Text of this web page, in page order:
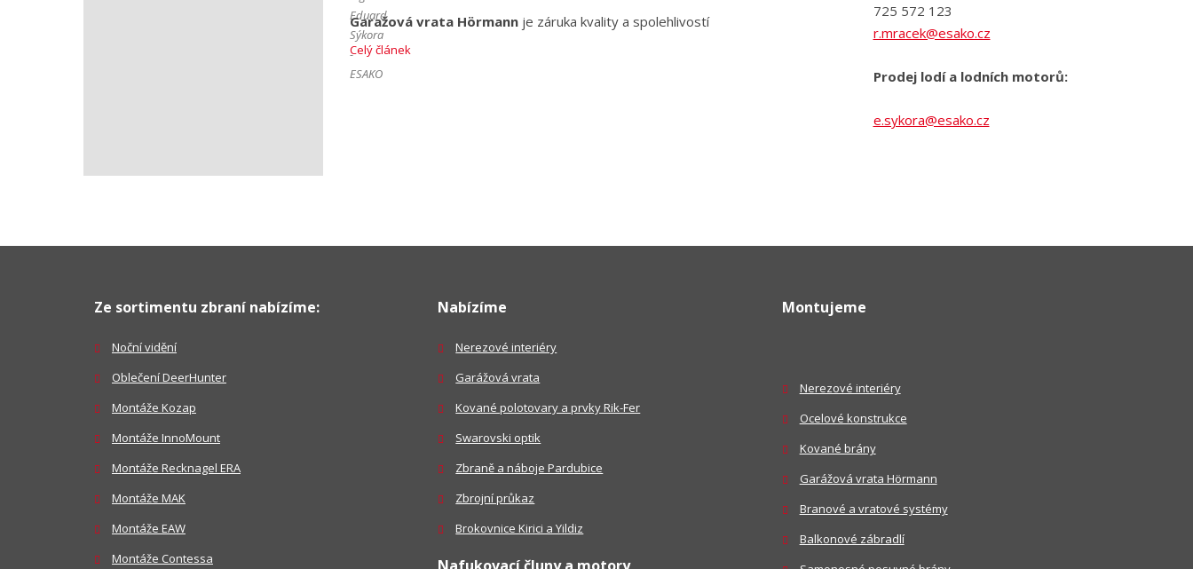
Garažová vrata Hörmann je záruka kvality a spolehlivostí
Celý článek
725 572 123
r.mracek@esako.cz
Prodej lodí a lodních motorů:
e.sykora@esako.cz
Ze sortimentu zbraní nabízíme:
Noční vidění
Oblečení DeerHunter
Montáže Kozap
Montáže InnoMount
Montáže Recknagel ERA
Montáže MAK
Montáže EAW
Montáže Contessa
Nabízíme
Nerezové interiéry
Garážová vrata
Kované polotovary a prvky Rik-Fer
Swarovski optik
Zbraně a náboje Pardubice
Zbrojní průkaz
Brokovnice Kirici a Yildiz
Montujeme
Nerezové interiéry
Ocelové konstrukce
Kované brány
Garážová vrata Hörmann
Branové a vratové systémy
Balkonové zábradlí